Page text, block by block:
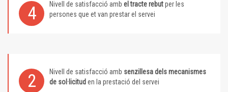
4 Nivell de satisfacció amb el tracte rebutper les
persones que et van prestar el servei
2 Nivell de satisfacció amb senzillesa dels mecanismes
de sol·licitud en la prestació del servei